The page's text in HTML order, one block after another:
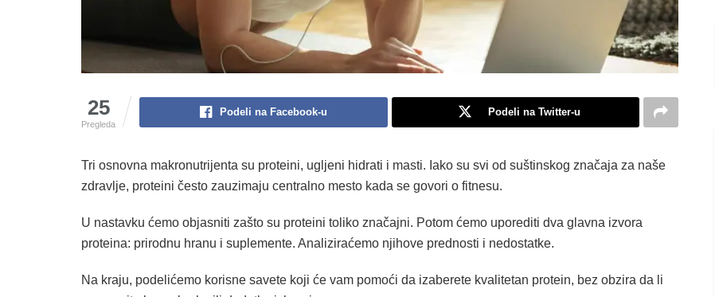
25
Pregleda
Podeli na Facebook-u Podeli na Twitter-u
Tri osnovna makronutrijenta su proteini, ugljeni hidrati i masti. Iako su svi od suštinskog značaja za naše
zdravlje, proteini često zauzimaju centralno mesto kada se govori o fitnesu.
U nastavku ćemo objasniti zašto su proteini toliko značajni. Potom ćemo uporediti dva glavna izvora
proteina: prirodnu hranu i suplemente. Analiziraćemo njihove prednosti i nedostatke.
Na kraju, podelićemo korisne savete koji će vam pomoći da izaberete kvalitetan protein, bez obzira da li